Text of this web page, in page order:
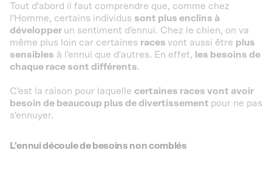
Tout d'abord il faut comprendre que, comme chez
l'Homme, certains individus sont plus enclins à
développer un sentiment d'ennui. Chez le chien, on va
même plus loin car certaines races vont aussi être plus
sensibles à l'ennui que d'autres. En effet, les besoins de
chaque race sont différents.
C'est la raison pour laquelle certaines races vont avoir
besoin de beaucoup plus de divertissement pour ne pas
s'ennuyer.
L'ennui découle de besoins non comblés